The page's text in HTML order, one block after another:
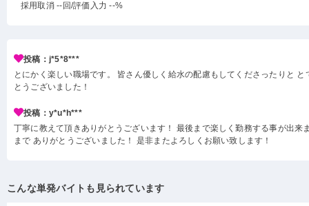
採用取消 --回/評価入力 --%
投稿：j*5*8***
とにかく楽しい職場です。 皆さん優しく給水の配慮もしてくださったりと と
とうございました！
投稿：y*u*h***
丁寧に教えて頂きありがとうございます！ 最後まで楽しく勤務する事が出来
まで ありがとうございました！ 是非またよろしくお願い致します！
こんな単発バイトも見られています